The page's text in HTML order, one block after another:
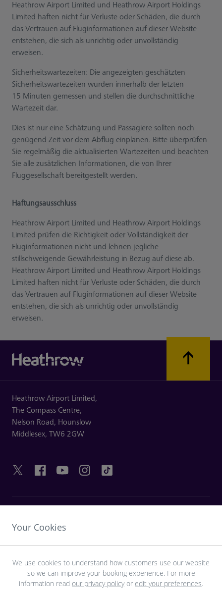
Heathrow Airport Limited und Heathrow Airport Holdings
Limited haften nicht für Verluste oder Schäden, die durch
das Vertrauen auf Fluginformationen auf dieser Website
entstehen, die sich als unrichtig oder unvollständig
erweisen.
Sicherheitswartezeiten: Die angezeigten geschätzten
Sicherheitswartezeiten wurden innerhalb der letzten
15 Minuten gemessen und stellen die durchschnittliche
Wartezeit dar.
Dies ist nur eine Schätzung und Passagiere sollten noch
genügend Zeit vor dem Abflug einplanen. Bitte überprüfen
Sie regelmäßig die aktualisierten Wartezeiten und beachten
Sie alle zusätzlichen Informationen, die von Ihrer
Fluggesellschaft bereitgestellt werden.
Haftungsausschluss
Heathrow Airport Limited und Heathrow Airport Holdings
Limited prüfen die Richtigkeit oder Vollständigkeit der
Fluginformationen nicht und lehnen jegliche
stillschweigende Gewährleistung in Bezug auf diese ab.
Heathrow Airport Limited und Heathrow Airport Holdings
Limited haften nicht für Verluste oder Schäden, die durch
das Vertrauen auf Fluginformationen auf dieser Website
entstehen, die sich als unrichtig oder unvollständig
erweisen.
Heathrow Airport Limited,
The Compass Centre,
Nelson Road, Hounslow
Middlesex, TW6 2GW
Laden Sie die LHR-App herunter
Your Cookies
We use cookies to understand how customers use our website
so we can improve your booking experience. For more
information read our privacy policyor edit your preferences.